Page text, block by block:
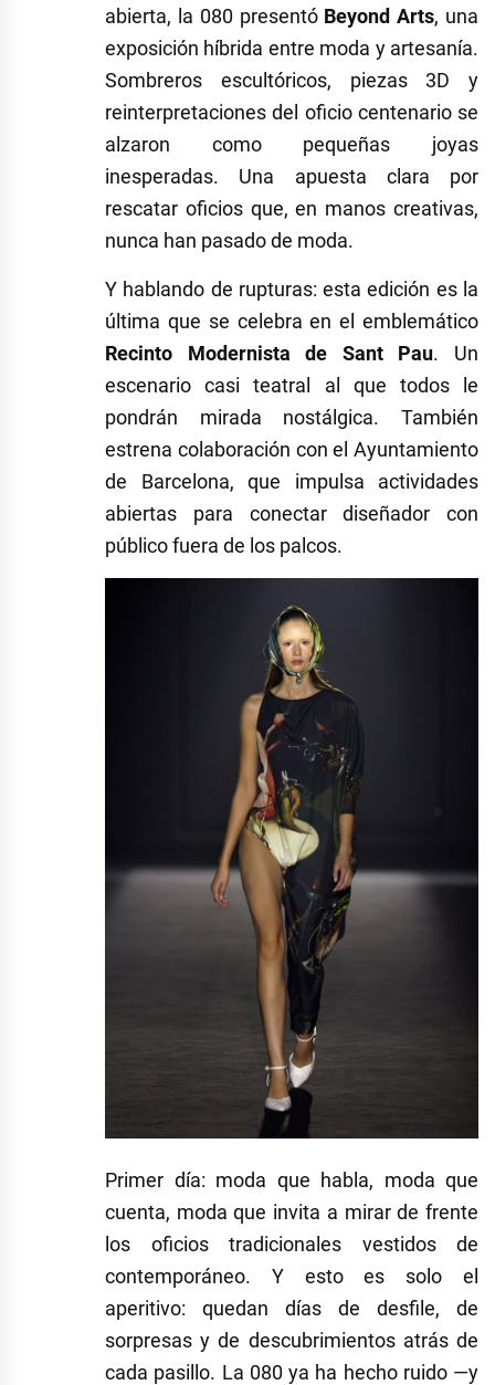
abierta, la 080 presentó Beyond Arts, una
exposición híbrida entre moda y artesanía.
Sombreros escultóricos, piezas 3D y
reinterpretaciones del oficio centenario se
alzaron como pequeñas joyas
inesperadas. Una apuesta clara por
rescatar oficios que, en manos creativas,
nunca han pasado de moda.
Y hablando de rupturas: esta edición es la
última que se celebra en el emblemático
Recinto Modernista de Sant Pau. Un
escenario casi teatral al que todos le
pondrán mirada nostálgica. También
estrena colaboración con el Ayuntamiento
de Barcelona, que impulsa actividades
abiertas para conectar diseñador con
público fuera de los palcos.
Primer día: moda que habla, moda que
cuenta, moda que invita a mirar de frente
los oficios tradicionales vestidos de
contemporáneo. Y esto es solo el
aperitivo: quedan días de desfile, de
sorpresas y de descubrimientos atrás de
cada pasillo. La 080 ya ha hecho ruido —y